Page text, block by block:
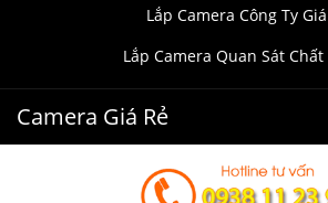
Lắp Camera Công Ty
Lắp Camera Quan Sát
Camera Giá Rẻ